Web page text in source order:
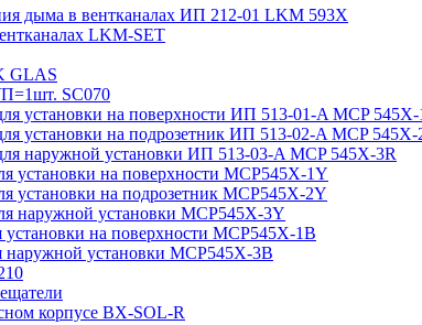
дыма в вентканалах ИП 212-01 LKM 593X
LKM-SET
GLAS
SC070
установки на поверхности ИП 513-01-A MCP 545X-
установки на подрозетник ИП 513-02-A MCP 545X-
наружной установки ИП 513-03-A MCP 545X-3R
установки на поверхности MCP545X-1Y
установки на подрозетник MCP545X-2Y
наружной установки MCP545X-3Y
на поверхности MCP545X-1B
установки MCP545X-3B
корпусе BX-SOL-R